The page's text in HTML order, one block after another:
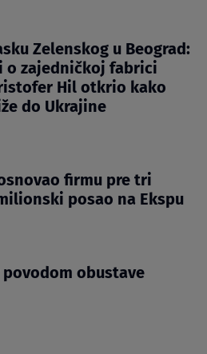
Zelenskog u Beograd:
o zajedničkoj fabrici
Hil otkrio kako
do Ukrajine
firmu pre tri
posao na Ekspu
obustave